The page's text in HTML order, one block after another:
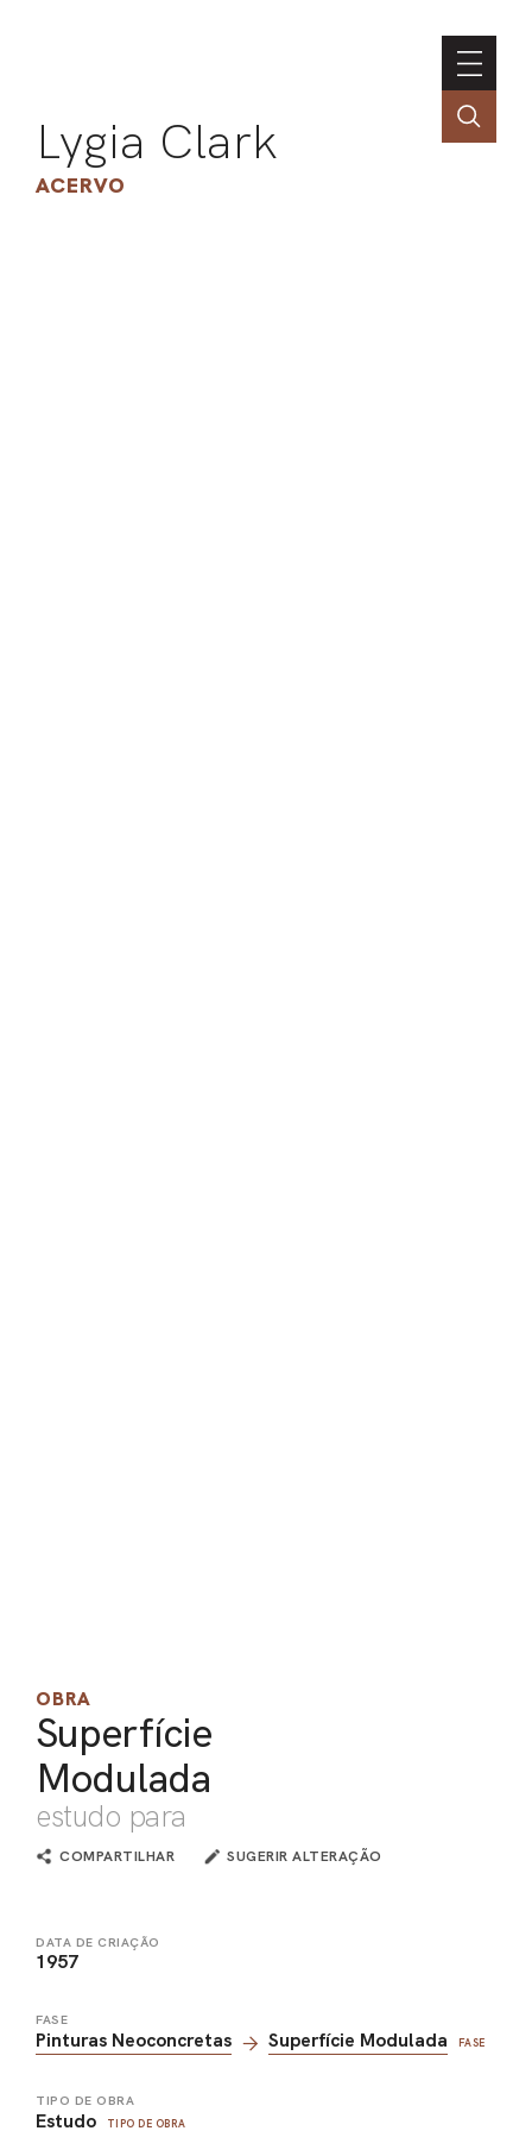
Lygia Clark
ACERVO
OBRA
Superfície
Modulada
estudo para
COMPARTILHAR SUGERIR ALTERAÇÃO
DATA DE CRIAÇÃO
1957
FASE
Pinturas Neoconcretas Superfície Modulada FASE
TIPO DE OBRA
Estudo TIPO DE OBRA